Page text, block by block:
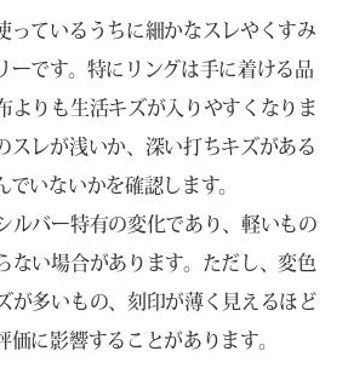
っているうちに細かなスレやくすみ
ーです。特にリングは手に着ける品
よりも生活キズが入りやすくなりま
スレが浅いか、深い打ちキズがある
でいないかを確認します。
ルバー特有の変化であり、軽いもの
ない場合があります。ただし、変色
が多いもの、刻印が薄く見えるほど
価に影響することがあります。